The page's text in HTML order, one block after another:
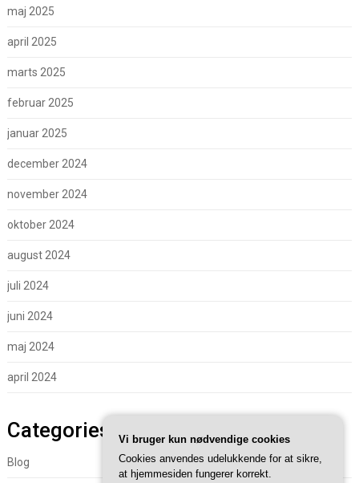
maj 2025
april 2025
marts 2025
februar 2025
januar 2025
december 2024
november 2024
oktober 2024
august 2024
juli 2024
juni 2024
maj 2024
april 2024
Categories
Blog
Vi bruger kun nødvendige cookies
Cookies anvendes udelukkende for at sikre,
at hjemmesiden fungerer korrekt.